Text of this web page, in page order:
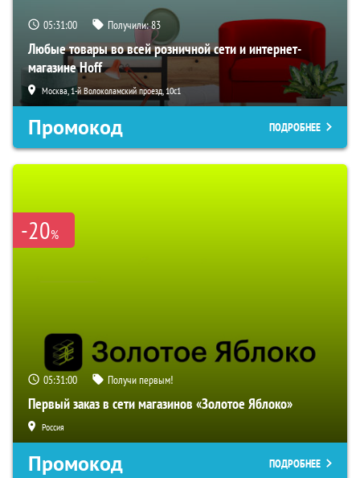
05:30:58 Получили:83
Любые товары во всей розничной сети и интернет-
магазине Hoff
Москва, 1-й Волоколамский проезд, 10с1
Промокод ПОДРОБНЕЕ
-20%
05:30:58 Получи первым!
Первый заказ в сети магазинов «Золотое Яблоко»
Россия
Промокод ПОДРОБНЕЕ